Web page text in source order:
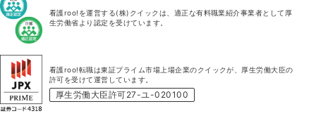
看護roo!を運営する(株)クイックは、適正な有料職業紹介事業者として厚
生労働省より認定を受けています。
看護roo!転職は東証プライム市場上場企業のクイックが、厚生労働大臣の
許可を受けて運営しています。
厚生労働大臣許可27-ユ-020100